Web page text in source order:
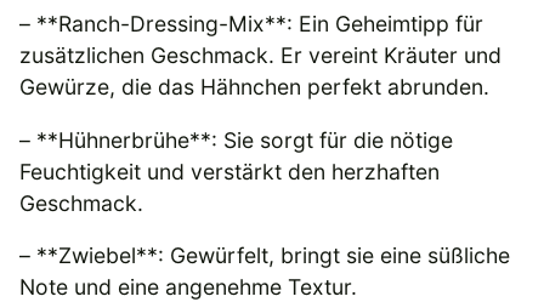
– **Ranch-Dressing-Mix**: Ein Geheimtipp für
zusätzlichen Geschmack. Er vereint Kräuter und
Gewürze, die das Hähnchen perfekt abrunden.
– **Hühnerbrühe**: Sie sorgt für die nötige
Feuchtigkeit und verstärkt den herzhaften
Geschmack.
– **Zwiebel**: Gewürfelt, bringt sie eine süßliche
Note und eine angenehme Textur.